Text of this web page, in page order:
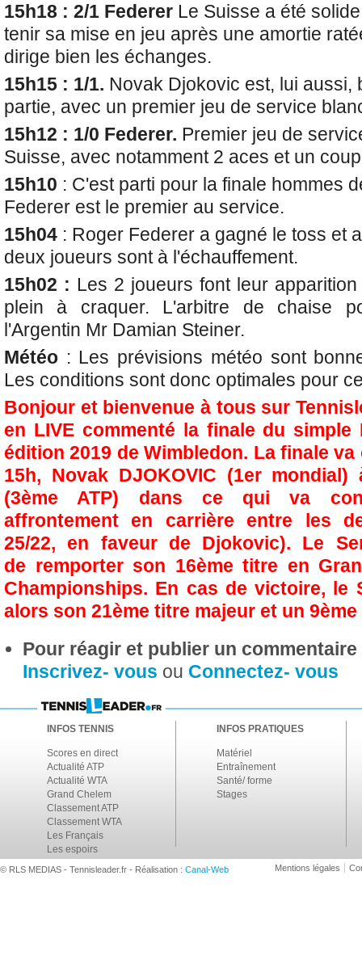
15h18 : 2/1 Federer Le Suisse a été
tenir sa mise en jeu après une amortie
dirige bien les échanges.
15h15 : 1/1. Novak Djokovic est, lui aussi,
partie, avec un premier jeu de service
15h12 : 1/0 Federer. Premier jeu de
Suisse, avec notamment 2 aces et un
15h10 : C'est parti pour la finale hommes
Federer est le premier au service.
15h04 : Roger Federer a gagné le toss et
deux joueurs sont à l'échauffement.
15h02 : Les 2 joueurs font leur
plein à craquer. L'arbitre de chaise
l'Argentin Mr Damian Steiner.
Météo : Les prévisions météo sont
Les conditions sont donc optimales pour
Bonjour et bienvenue à tous sur
en LIVE commenté la finale du simple
édition 2019 de Wimbledon. La finale
15h, Novak DJOKOVIC (1er mondial)
(3ème ATP) dans ce qui va
affrontement en carrière entre les
25/22, en faveur de Djokovic). Le
de remporter son 16ème titre en
Championships. En cas de victoire, le
alors son 21ème titre majeur et un
Pour réagir et publier un
Inscrivez- vous ou Connectez- vous
INFOS TENNIS
Scores en direct
Actualité ATP
Actualité WTA
Grand Chelem
Classement ATP
Classement WTA
Les Français
Les espoirs
INFOS PRATIQUES
Matériel
Entraînement
Santé/ forme
Stages
© RLS MEDIAS - Tennisleader.fr - Réalisation : Canal-Web Mentions légales